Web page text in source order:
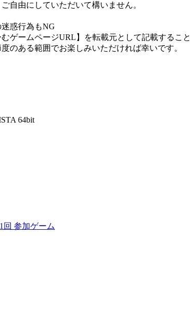
自由にしていただいて構いません。
惑行為もNG
ゲームページURL】を転載元として記載すること
のある範囲でお楽しみいただければ幸いです。
64bit
回 参加ゲーム